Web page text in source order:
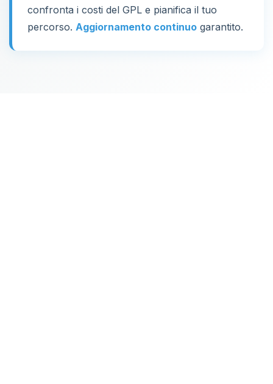
confronta i costi del GPL e pianifica il tuo
percorso. Aggiornamento continuo garantito.